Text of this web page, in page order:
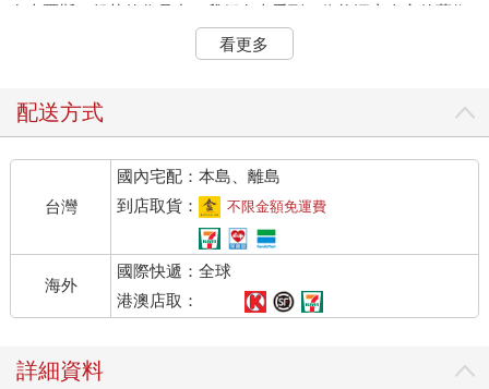
在查爾斯．舒茲的作品中，我們有幸看到一位能洞察人心的藝術
家，如何透過不可思議的能力，將最複雜的心理學觀念，濃縮進
短短幾個漫畫格之中。查爾斯．舒茲筆下這些令人喜愛的角色不
則。但正是因為看似簡單，使得這些角色的影響力經常被掩蓋
我第一次把舒茲的作品應用在精神科治療上，是在幫一位酗酒者
做心理治療時。此前，我就曾在一些場合中見過這位患者。他是
個非常聰明的人，卻常常拒絕接受我針對酒精成癮，向他提議的
治療建議。每次見面，他總說自己沒有酗酒；即使無法否認就是
酒精造成的問題讓他一再回到我的辦公室，他卻繼續堅持自己可
以理性飲酒。每一次，這位患者都會想出一些新技巧，認為可以
幫助自己抵抗酒精的誘惑。我則必須一再指出以前的嘗試最終如
何失敗，並告訴他這些新發明的伎倆不會比以往好到哪裡去。
過改變部分生活模式來降低壓力的方法，其中之一就是在吃飯時
看更多
配送方式
台灣
國內宅配：本島、離島
到店取貨：
不限金額免運費
海外
國際快遞：全球
港澳店取：
詳細資料